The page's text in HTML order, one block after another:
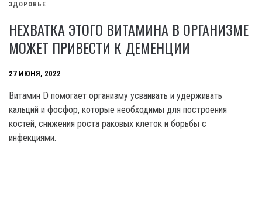
ЗДОРОВЬЕ
НЕХВАТКА ЭТОГО ВИТАМИНА В ОРГАНИЗМЕ
МОЖЕТ ПРИВЕСТИ К ДЕМЕНЦИИ
27 ИЮНЯ, 2022
Витамин D помогает организму усваивать и удерживать
кальций и фосфор, которые необходимы для построения
костей, снижения роста раковых клеток и борьбы с
инфекциями.